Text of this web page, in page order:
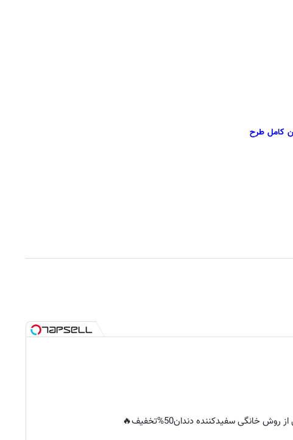
کامل طرح
روش خانگی سفیدکننده دندان50%تخفیف🔥